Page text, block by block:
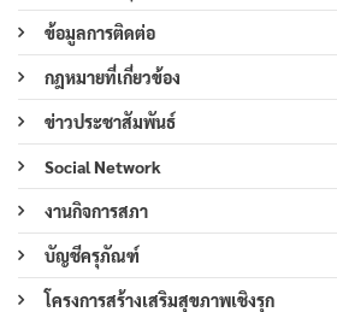
ข้อมูลการติดต่อ
กฎหมายที่เกี่ยวข้อง
ข่าวประชาสัมพันธ์
Social Network
งานกิจการสภา
บัญชีครุภัณฑ์
โครงการสร้างเสริมสุขภาพเชิงรุก